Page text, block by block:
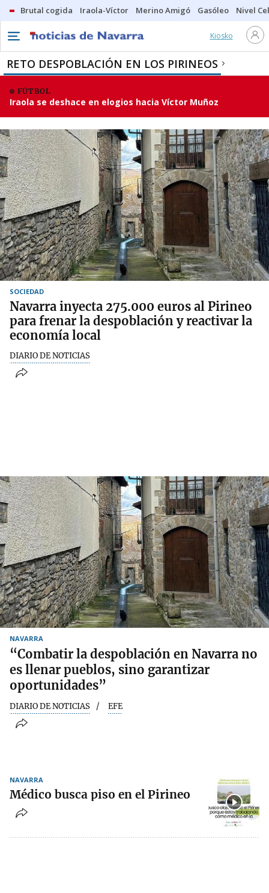
Brutal cogida Iraola-Víctor Merino Amigó Gasóleo Nivel
Kiosko
RETO DESPOBLACIÓN EN LOS PIRINEOS
FÚTBOL
Iraola se deshace en elogios hacia Víctor Muñoz
SOCIEDAD
Navarra inyecta 275.000 euros al Pirineo
para frenar la despoblación y reactivar la
economía local
DIARIO DE NOTICIAS
NAVARRA
“Combatir la despoblación en Navarra no
es llenar pueblos, sino garantizar
oportunidades”
DIARIO DE NOTICIAS EFE
NAVARRA
Médico busca piso en el Pirineo